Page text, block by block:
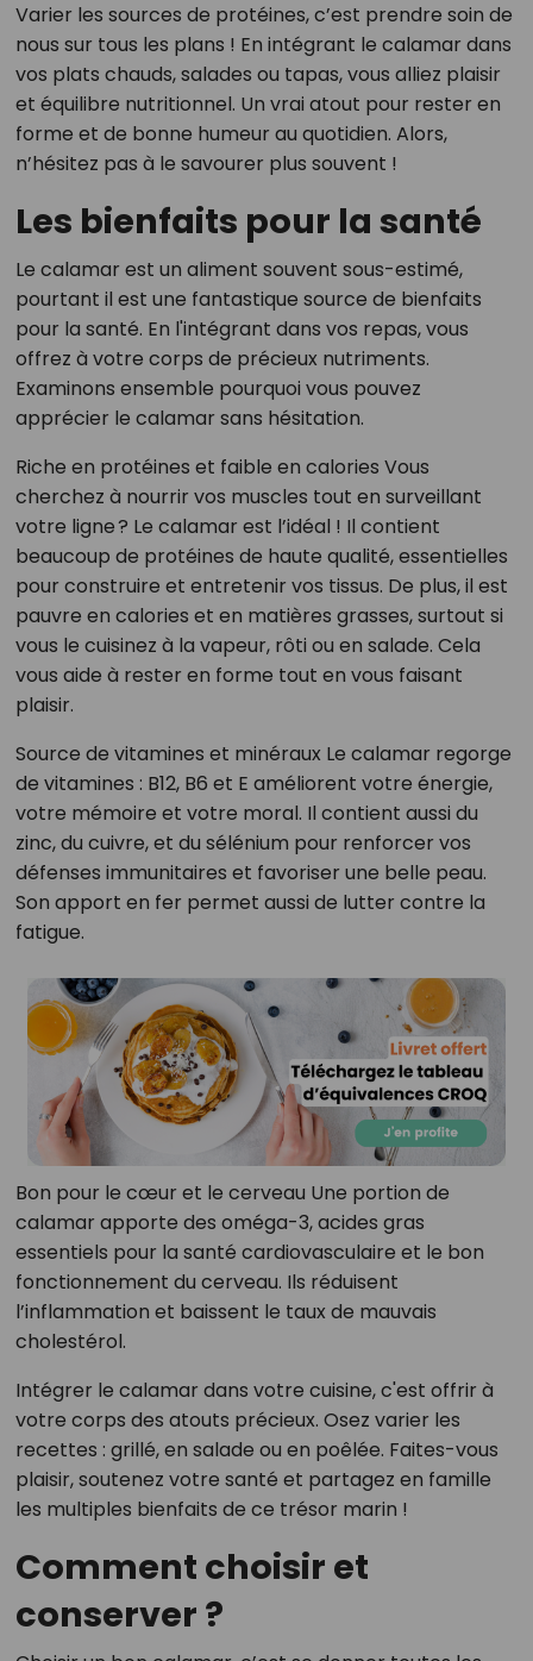
Varier les sources de protéines, c’est prendre soin de
nous sur tous les plans ! En intégrant le calamar dans
vos plats chauds, salades ou tapas, vous alliez plaisir
et équilibre nutritionnel. Un vrai atout pour rester en
forme et de bonne humeur au quotidien. Alors,
n’hésitez pas à le savourer plus souvent !
Les bienfaits pour la santé
Le calamar est un aliment souvent sous-estimé,
pourtant il est une fantastique source de bienfaits
pour la santé. En l'intégrant dans vos repas, vous
offrez à votre corps de précieux nutriments.
Examinons ensemble pourquoi vous pouvez
apprécier le calamar sans hésitation.
Riche en protéines et faible en calories Vous
cherchez à nourrir vos muscles tout en surveillant
votre ligne ? Le calamar est l’idéal ! Il contient
beaucoup de protéines de haute qualité, essentielles
pour construire et entretenir vos tissus. De plus, il est
pauvre en calories et en matières grasses, surtout si
vous le cuisinez à la vapeur, rôti ou en salade. Cela
vous aide à rester en forme tout en vous faisant
plaisir.
Source de vitamines et minéraux Le calamar regorge
de vitamines : B12, B6 et E améliorent votre énergie,
votre mémoire et votre moral. Il contient aussi du
zinc, du cuivre, et du sélénium pour renforcer vos
défenses immunitaires et favoriser une belle peau.
Son apport en fer permet aussi de lutter contre la
fatigue.
Bon pour le cœur et le cerveau Une portion de
calamar apporte des oméga-3, acides gras
essentiels pour la santé cardiovasculaire et le bon
fonctionnement du cerveau. Ils réduisent
l’inflammation et baissent le taux de mauvais
cholestérol.
Intégrer le calamar dans votre cuisine, c'est offrir à
votre corps des atouts précieux. Osez varier les
recettes : grillé, en salade ou en poêlée. Faites-vous
plaisir, soutenez votre santé et partagez en famille
les multiples bienfaits de ce trésor marin !
Comment choisir et
conserver ?